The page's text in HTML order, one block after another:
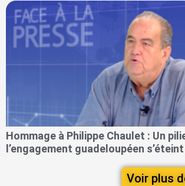
Hommage à Philippe Chaulet : Un
l’engagement guadeloupéen s’éteint
Voir plus